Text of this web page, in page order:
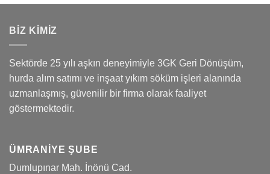
BİZ KİMİZ
Sektörde 25 yılı aşkın deneyimiyle 3GK Geri Dönüşüm,
hurda alım satımı ve inşaat yıkım söküm işleri alanında
uzmanlaşmış, güvenilir bir firma olarak faaliyet
göstermektedir.
ÜMRANIYE ŞUBE
Dumlupınar Mah. İnönü Cad.